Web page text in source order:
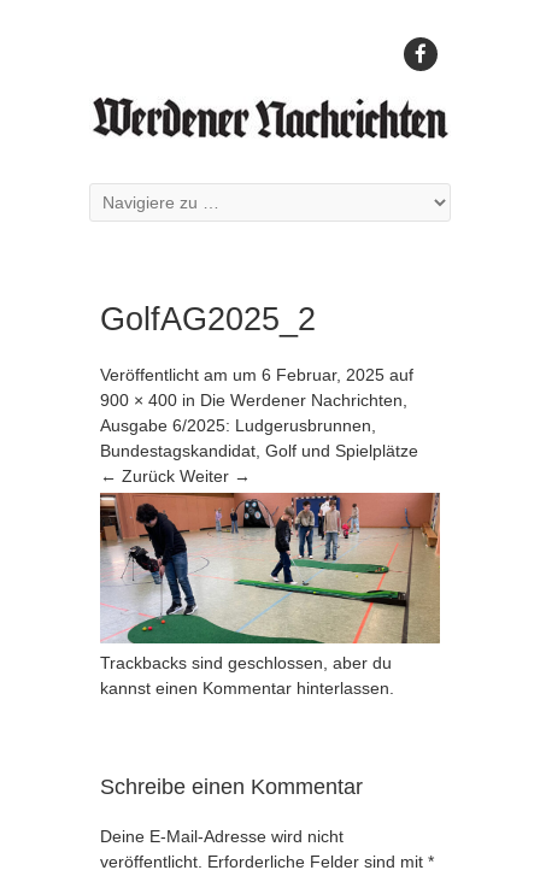
GolfAG2025_2
Veröffentlicht am um 6 Februar, 2025 auf
900 × 400 in Die Werdener Nachrichten,
Ausgabe 6/2025: Ludgerusbrunnen,
Bundestagskandidat, Golf und Spielplätze
← Zurück Weiter →
Trackbacks sind geschlossen, aber du
kannst einen Kommentar hinterlassen.
Schreibe einen Kommentar
Deine E-Mail-Adresse wird nicht
veröffentlicht. Erforderliche Felder sind mit *